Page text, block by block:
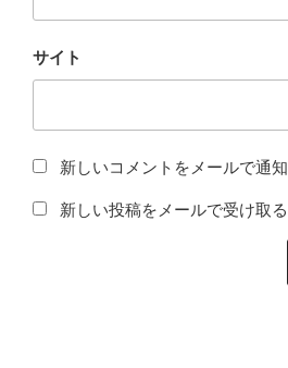
サイト
新しいコメントをメールで通知
新しい投稿をメールで受け取る